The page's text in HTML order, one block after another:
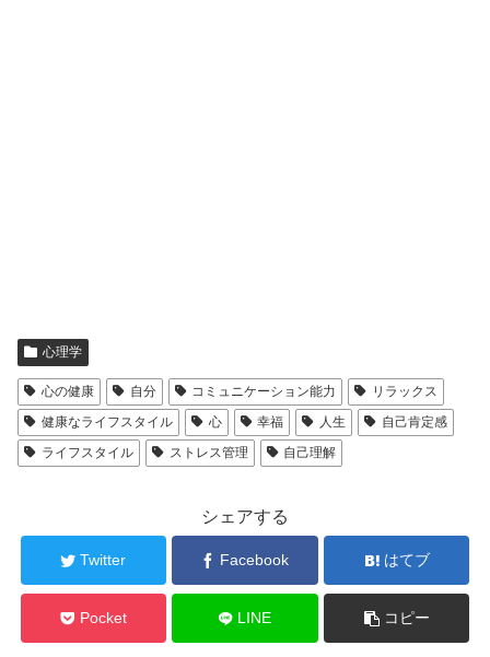
心理学
心の健康 自分 コミュニケーション能力
リラックス
健康なライフスタイル
心 幸福 人生
自己肯定感
ライフスタイル
ストレス管理 自己理解
シェアする
Twitter Facebook はてブ
Pocket LINE コピー